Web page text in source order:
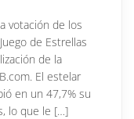
votación de los
de Estrellas
de la
El estelar
en un 47,7% su
lo que le […]